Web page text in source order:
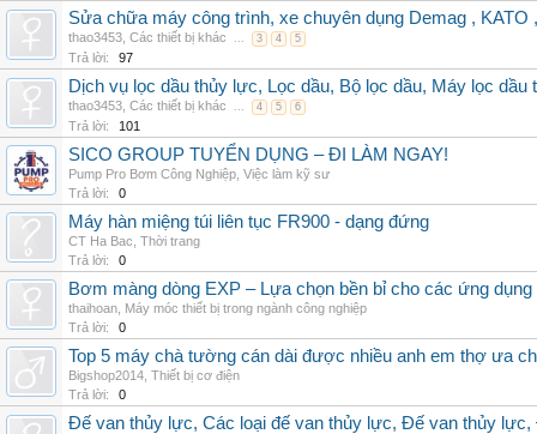
Sửa chữa máy công trình, xe chuyên dụng Demag , KATO
thao3453 Các thiết bị khác ... 3 4 5
Trả lời: 97
Dịch vụ lọc dầu thủy lực, Lọc dầu, Bộ lọc dầu, Máy lọc
thao3453 Các thiết bị khác ... 4 5 6
Trả lời: 101
SICO GROUP TUYỂN DỤNG – ĐI LÀM NGAY!
Pump Pro Bơm Công Nghiệp Việc làm kỹ sư
Trả lời:
0
Máy hàn miệng túi liên tục FR900 - dạng đứng
CT Ha Bac Thời trang
Trả lời:
0
Bơm màng dòng EXP – Lựa chọn bền bỉ cho các ứng
thaihoan Máy móc thiết bị trong ngành công nghiệp
Trả lời:
0
Top 5 máy chà tường cán dài được nhiều anh em thợ ưa
Bigshop2014 Thiết bị cơ điện
Trả lời:
0
Đế van thủy lực, Các loại đế van thủy lực, Đế van thủy